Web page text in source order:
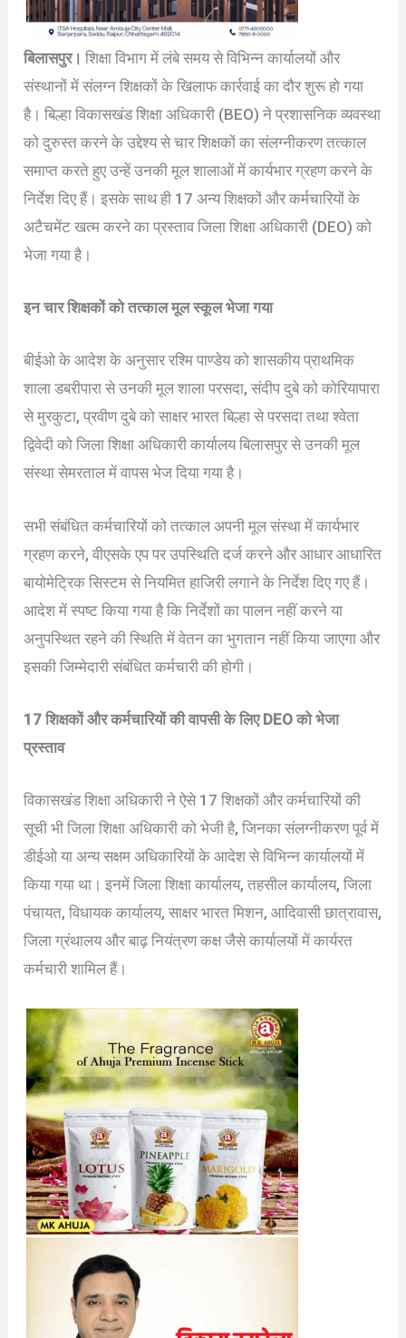
बिलासपुर। शिक्षा विभाग में लंबे समय से विभिन्न कार्यालयों और
संस्थानों में संलग्न शिक्षकों के खिलाफ कार्रवाई का दौर शुरू हो गया
है। बिल्हा विकासखंड शिक्षा अधिकारी (BEO) ने प्रशासनिक व्यवस्था
को दुरुस्त करने के उद्देश्य से चार शिक्षकों का संलग्नीकरण तत्काल
समाप्त करते हुए उन्हें उनकी मूल शालाओं में कार्यभार ग्रहण करने के
निर्देश दिए हैं। इसके साथ ही 17 अन्य शिक्षकों और कर्मचारियों के
अटैचमेंट खत्म करने का प्रस्ताव जिला शिक्षा अधिकारी (DEO) को
भेजा गया है।
इन चार शिक्षकों को तत्काल मूल स्कूल भेजा गया
बीईओ के आदेश के अनुसार रश्मि पाण्डेय को शासकीय प्राथमिक
शाला डबरीपारा से उनकी मूल शाला परसदा, संदीप दुबे को कोरियापारा
से मुरकुटा, प्रवीण दुबे को साक्षर भारत बिल्हा से परसदा तथा श्वेता
द्विवेदी को जिला शिक्षा अधिकारी कार्यालय बिलासपुर से उनकी मूल
संस्था सेमरताल में वापस भेज दिया गया है।
सभी संबंधित कर्मचारियों को तत्काल अपनी मूल संस्था में कार्यभार
ग्रहण करने, वीएसके एप पर उपस्थिति दर्ज करने और आधार आधारित
बायोमेट्रिक सिस्टम से नियमित हाजिरी लगाने के निर्देश दिए गए हैं।
आदेश में स्पष्ट किया गया है कि निर्देशों का पालन नहीं करने या
अनुपस्थित रहने की स्थिति में वेतन का भुगतान नहीं किया जाएगा और
इसकी जिम्मेदारी संबंधित कर्मचारी की होगी।
17 शिक्षकों और कर्मचारियों की वापसी के लिए DEO को भेजा
प्रस्ताव
विकासखंड शिक्षा अधिकारी ने ऐसे 17 शिक्षकों और कर्मचारियों की
सूची भी जिला शिक्षा अधिकारी को भेजी है, जिनका संलग्नीकरण पूर्व में
डीईओ या अन्य सक्षम अधिकारियों के आदेश से विभिन्न कार्यालयों में
किया गया था। इनमें जिला शिक्षा कार्यालय, तहसील कार्यालय, जिला
पंचायत, विधायक कार्यालय, साक्षर भारत मिशन, आदिवासी छात्रावास,
जिला ग्रंथालय और बाढ़ नियंत्रण कक्ष जैसे कार्यालयों में कार्यरत
कर्मचारी शामिल हैं।